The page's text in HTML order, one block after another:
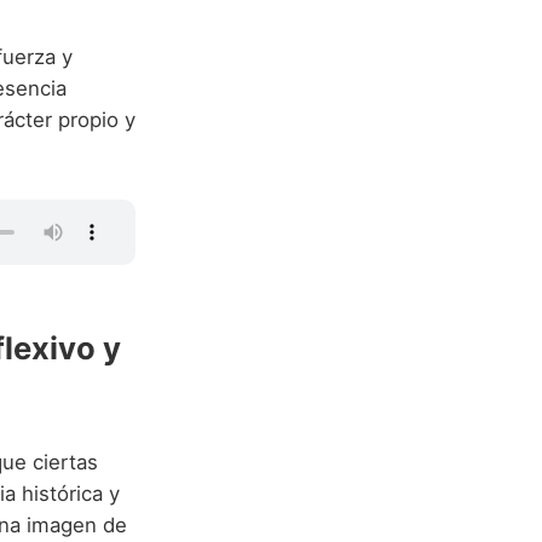
y
propio y
y
ciertas
histórica y
imagen de